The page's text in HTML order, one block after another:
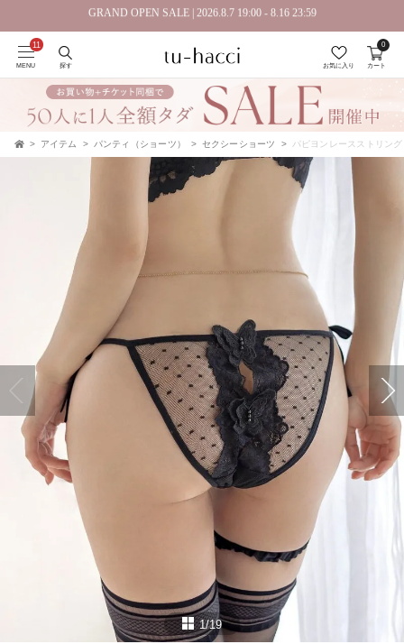
GRAND OPEN SALE | 2026.8.7 19:00 - 8.16 23:59
会員登録で今すぐ使えるポイントプレゼント！
MENU 探す お気に入り カート
0
アイテム パンティ（ショーツ） セクシーショーツ パピヨンレースストリン
1/19